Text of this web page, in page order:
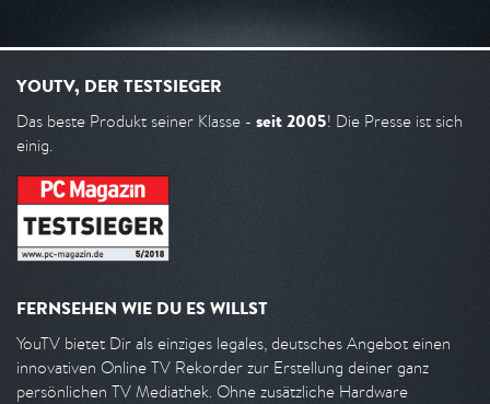
YOUTV, DER TESTSIEGER
Das beste Produkt seiner Klasse - seit 2005! Die Presse ist sich
einig.
FERNSEHEN WIE DU ES WILLST
YouTV bietet Dir als einziges legales, deutsches Angebot einen
innovativen Online TV Rekorder zur Erstellung deiner ganz
persönlichen TV Mediathek. Ohne zusätzliche Hardware